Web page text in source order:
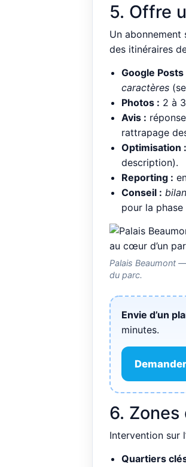
5. Offre
Un abonnement
des itinéraires
Google Posts
caractères
Photos : 2 à
Avis : réponse
rattrapage
Optimisation :
description).
Reporting :
Conseil :
pour la phase
Palais Beaumont
du parc.
Envie d’un
minutes.
6.
Intervention sur
Quartiers